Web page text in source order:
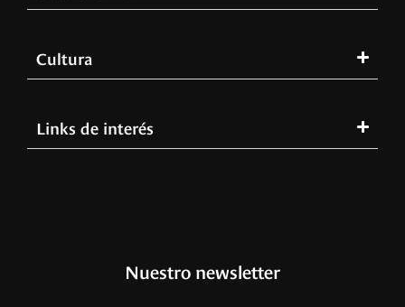
Cultura
Links de interés
Nuestro newsletter